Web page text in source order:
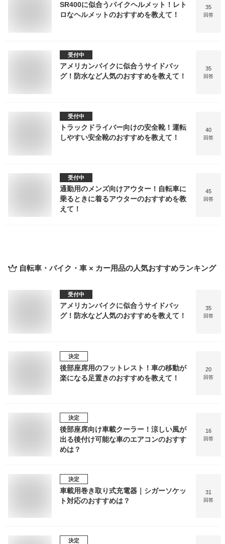
SR400に似合うバイクヘルメット！レト
ロなヘルメットのおすすめを教えて！
35
回答
受付中
アメリカンバイクに似合うサイドバッ
グ！防水など人気のおすすめを教えて！
35
回答
受付中
トラックドライバー向けの安全靴！運転
しやすい安全靴のおすすめを教えて！
40
回答
受付中
通勤用のメンズ向けアウター！自転車に
乗るときに着るアウターのおすすめを教
えて！
45
回答
自転車・バイク・車 × カー用品の人気おすすめランキング
受付中
アメリカンバイクに似合うサイドバッ
グ！防水など人気のおすすめを教えて！
35
回答
決定
後部座席用のフットレスト！車の移動が
楽になる足置きのおすすめを教えて！
20
回答
決定
後部座席向け車載クーラー！涼しい風が
出る後付け可能な車のエアコンのおすす
めは？
16
回答
決定
車載用巻き取り式充電器｜シガーソケッ
ト対応のおすすめは？
31
回答
決定